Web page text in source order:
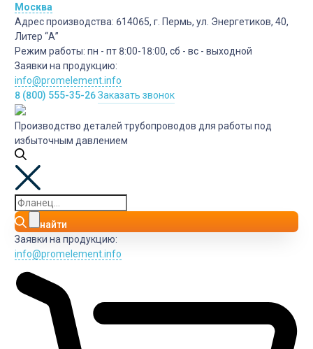
Москва
Адрес производства: 614065, г. Пермь, ул. Энергетиков, 40,
Литер “А”
Режим работы: пн - пт 8:00-18:00, сб - вс - выходной
Заявки на продукцию:
info@promelement.info
8 (800) 555-35-26Заказать звонок
Производство деталей трубопроводов для работы под
избыточным давлением
найти
Заявки на продукцию:
info@promelement.info